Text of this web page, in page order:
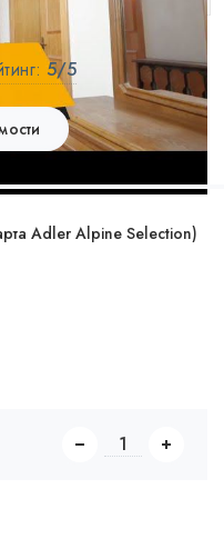
5/5
Adler Alpine Selection)